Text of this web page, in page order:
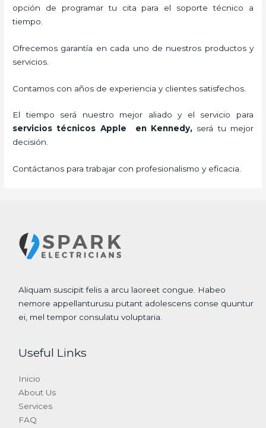
opción de programar tu cita para el soporte técnico a
tiempo.
Ofrecemos garantía en cada uno de nuestros productos y
servicios.
Contamos con años de experiencia y clientes satisfechos.
El tiempo será nuestro mejor aliado y el servicio para
servicios técnicos Apple en Kennedy, será tu mejor
decisión.
Contáctanos para trabajar con profesionalismo y eficacia.
Aliquam suscipit felis a arcu laoreet congue. Habeo
nemore appellanturusu putant adolescens conse quuntur
ei, mel tempor consulatu voluptaria.
Useful Links
Inicio
About Us
Services
FAQ